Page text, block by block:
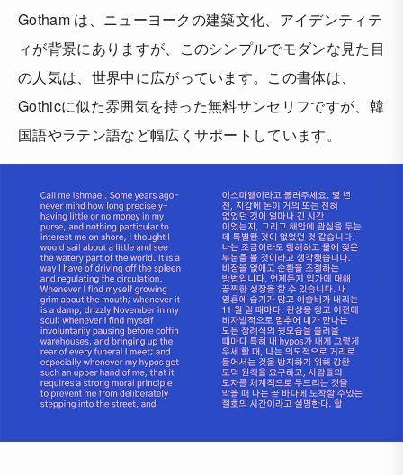
Gotham は、ニューヨークの建築文化、アイデンティテ
ィが背景にありますが、このシンプルでモダンな見た目
の人気は、世界中に広がっています。この書体は、
Gothicに似た雰囲気を持った無料サンセリフですが、韓
国語やラテン語など幅広くサポートしています。